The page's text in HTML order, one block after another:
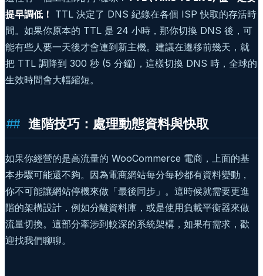
提早調低！ TTL 決定了 DNS 紀錄在各個 ISP 快取的存活時
間。如果你原本的 TTL 是 24 小時，那你切換 DNS 後，可
能有些人要一天後才會連到新主機。建議在遷移前幾天，就
把 TTL 調降到 300 秒 (5 分鐘)，這樣切換 DNS 時，全球的
生效時間會大幅縮短。
進階技巧：處理動態資料與快取
如果你經營的是高流量的 WooCommerce 電商，上面的基
本步驟可能還不夠。因為電商網站每分每秒都有資料變動，
你不可能讓網站停機來做「最後同步」。這時候就需要更進
階的架構設計，例如分離資料庫，或是使用負載平衡器來做
流量切換。這部分牽涉到較深的系統架構，如果有需求，歡
迎找我們聊聊。